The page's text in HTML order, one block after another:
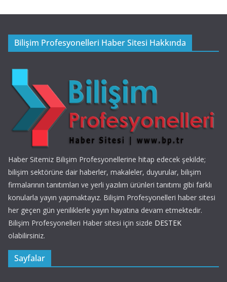
Bilişim Profesyonelleri Haber Sitesi Hakkında
Haber Sitemiz Bilişim Profesyonellerine hitap edecek şekilde;
bilişim sektörüne dair haberler, makaleler, duyurular, bilişim
firmalarının tanıtımları ve yerli yazılım ürünleri tanıtımı gibi farklı
konularla yayın yapmaktayız. Bilişim Profesyonelleri haber sitesi
her geçen gün yeniliklerle yayın hayatına devam etmektedir.
Bilişim Profesyonelleri Haber sitesi için sizde DESTEK
olabilirsiniz.
Sayfalar